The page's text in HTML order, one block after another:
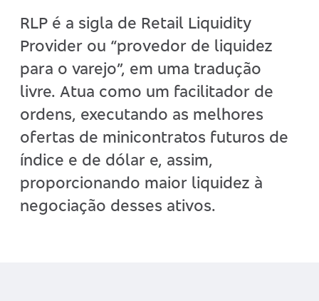
RLP é a sigla de Retail Liquidity
Provider ou “provedor de liquidez
para o varejo”, em uma tradução
livre. Atua como um facilitador de
ordens, executando as melhores
ofertas de minicontratos futuros de
índice e de dólar e, assim,
proporcionando maior liquidez à
negociação desses ativos.